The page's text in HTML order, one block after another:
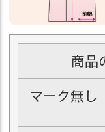
商品
マーク無し